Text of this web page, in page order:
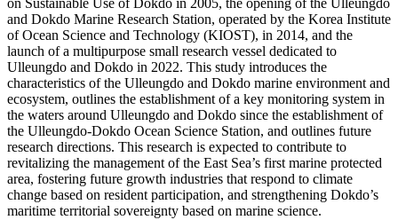
on Sustainable Use of Dokdo in 2005, the opening of the Ulleungdo
and Dokdo Marine Research Station, operated by the Korea Institute
of Ocean Science and Technology (KIOST), in 2014, and the
launch of a multipurpose small research vessel dedicated to
Ulleungdo and Dokdo in 2022. This study introduces the
characteristics of the Ulleungdo and Dokdo marine environment and
ecosystem, outlines the establishment of a key monitoring system in
the waters around Ulleungdo and Dokdo since the establishment of
the Ulleungdo-Dokdo Ocean Science Station, and outlines future
research directions. This research is expected to contribute to
revitalizing the management of the East Sea’s first marine protected
area, fostering future growth industries that respond to climate
change based on resident participation, and strengthening Dokdo’s
maritime territorial sovereignty based on marine science.